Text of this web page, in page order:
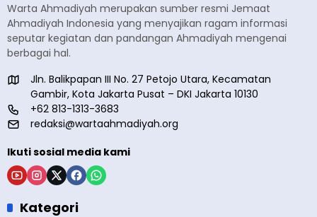
Warta Ahmadiyah merupakan sumber resmi Jemaat
Ahmadiyah Indonesia yang menyajikan ragam informasi
seputar kegiatan dan pandangan Ahmadiyah mengenai
berbagai hal.
Jln. Balikpapan III No. 27 Petojo Utara, Kecamatan
Gambir, Kota Jakarta Pusat – DKI Jakarta 10130
+62 813-1313-3683
redaksi@wartaahmadiyah.org
Ikuti sosial media kami
Kategori